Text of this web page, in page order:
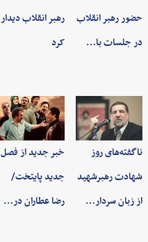
حضور رهبر انقلاب
در جلسات با…
رهبر انقلاب دیدار
کرد
ناگفته‌های روز
شهادت رهبرشهید
از زبان سردار…
خبر جدید از فصل
جدید پایتخت/
رضا عطاران در…